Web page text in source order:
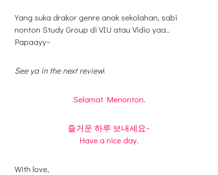
Yang suka drakor genre anak sekolahan, sabi
nonton Study Group di VIU atau Vidio yaa..
Papaayy~
See ya in the next review!
Selamat Menonton.
즐거운 하루 보내세요~
Have a nice day.
With love,